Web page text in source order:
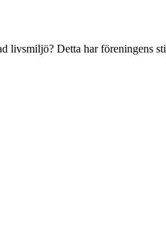
livsmiljö? Detta har föreningens